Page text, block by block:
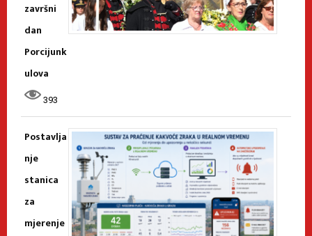
završni
dan
Porcijunk
ulova
393
Postavlja
nje
stanica
za
mjerenje